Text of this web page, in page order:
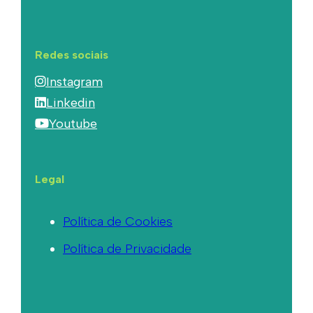
Redes sociais
Instagram
Linkedin
Youtube
Legal
Política de Cookies
Política de Privacidade